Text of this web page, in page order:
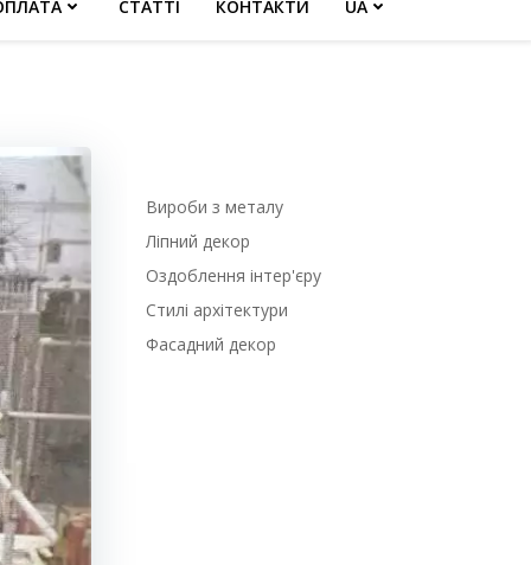
СТАТТІ КОНТАКТИ UA
Вироби з металу
Ліпний декор
Оздоблення інтер'єру
Стилі архітектури
Фасадний декор